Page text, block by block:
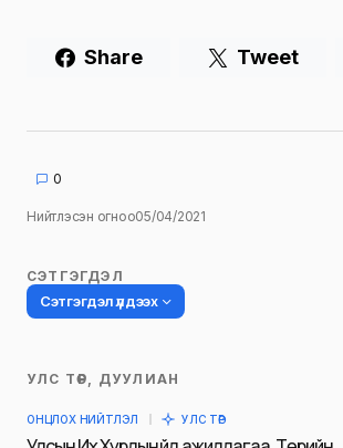
Share Tweet
0
Нийтлэсэн огноо05/04/2021
СЭТГЭГДЭЛ
Сэтгэгдэл үлдээх
Таны имэйл хаягийг нийтлэхгүй.
УЛС ТӨР, ДУУЛИАН
ОНЦЛОХ НИЙТЛЭЛ УЛС ТӨР